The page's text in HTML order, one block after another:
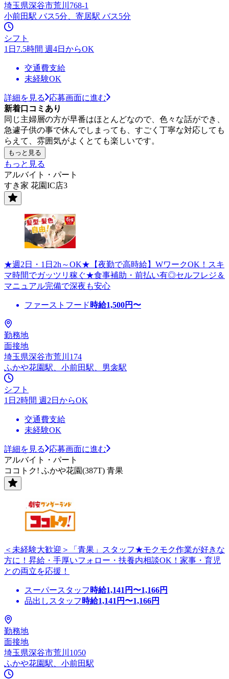
埼玉県深谷市荒川768-1
小前田駅 バス5分、寄居駅 バス5分
シフト
1日7.5時間 週4日からOK
交通費支給
未経験OK
詳細を見る
応募画面に進む
新着口コミあり
同じ主婦層の方が早番はほとんどなので、色々な話ができ、
急遽子供の事で休んでしまっても、すごく丁寧な対応しても
らえて、雰囲気がよくとても楽しいです。
もっと見る
もっと見る
アルバイト・パート
すき家 花園IC店3
★週2日・1日2h～OK★【夜勤で高時給】WワークOK！スキ
マ時間でガッツリ稼ぐ★食事補助・前払い有◎セルフレジ＆
マニュアル完備で深夜も安心
ファーストフード 時給1,500円〜
勤務地
面接地
埼玉県深谷市荒川174
ふかや花園駅、小前田駅、男衾駅
シフト
1日2時間 週2日からOK
交通費支給
未経験OK
詳細を見る
応募画面に進む
アルバイト・パート
ココトク! ふかや花園(387T) 青果
＜未経験大歓迎＞「青果」スタッフ★モクモク作業が好きな
方に！昇給・手厚いフォロー・扶養内相談OK！家事・育児
との両立を応援！
スーパースタッフ 時給1,141 円〜1,166円
品出しスタッフ 時給1,141 円〜1,166円
勤務地
面接地
埼玉県深谷市荒川1050
ふかや花園駅、小前田駅